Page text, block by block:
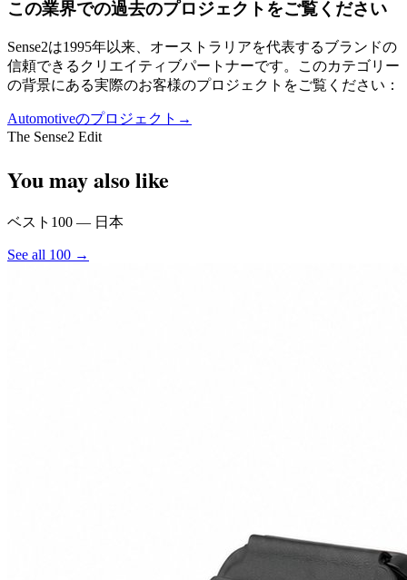
この業界での過去のプロジェクトをご覧ください
Sense2は1995年以来、オーストラリアを代表するブランドの
信頼できるクリエイティブパートナーです。このカテゴリー
の背景にある実際のお客様のプロジェクトをご覧ください：
Automotiveのプロジェクト →
The Sense2 Edit
You may also like
ベスト100 — 日本
See all 100 →